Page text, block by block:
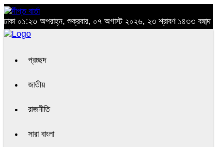
ঢাকা ০১:২৩ অপরাহ্ন, শুক্রবার, ০৭ অগাস্ট ২০২৬, ২৩ শ্রাবণ ১৪৩৩ বঙ্গাব্দ
প্রচ্ছদ
জাতীয়
রাজনীতি
সারা বাংলা